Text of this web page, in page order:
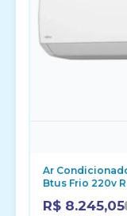
Ar
Btus Frio 220v
R$ 8.245,05